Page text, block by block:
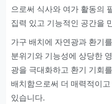
으로써 식사와 여가 활동의
집력 있고 기능적인 공간을
가구 배치에 자연광과 환기
분위기와 기능성에 상당한
광을 극대화하고 환기 기회
배치함으로써 더 매력적이
있습니다.